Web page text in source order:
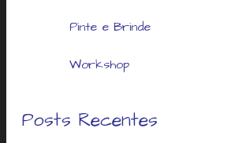
Pinte e Brinde
Workshop
Posts Recentes